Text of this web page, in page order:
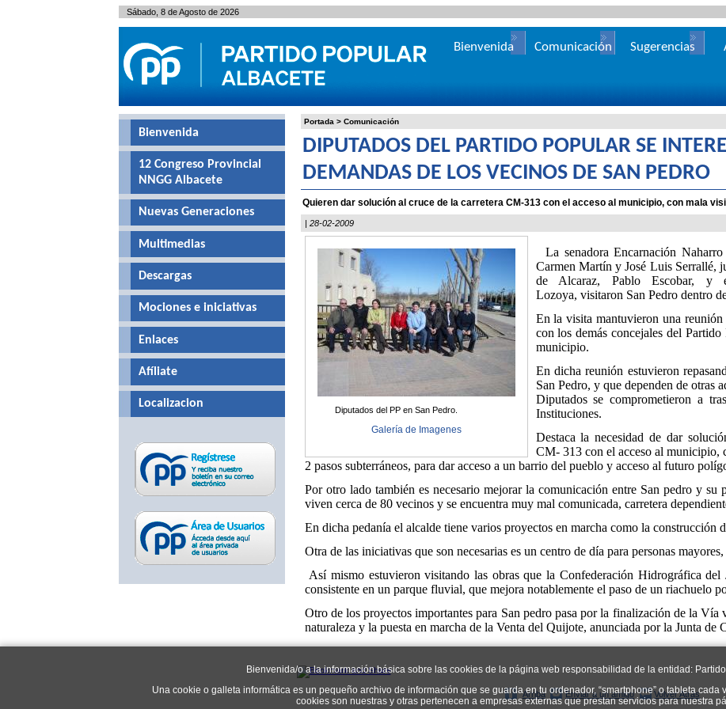
Bienvenida/o a la información básica sobre las cookies de la página web responsabilidad de la entidad:
Una cookie o galleta informática es un pequeño archivo de información que se guarda en tu ordenador, “smartphone” o tableta
cookies son nuestras y otras pertenecen a empresas externas que prestan servicios para nuestra
Portada > Comunicación
DIPUTADOS DEL PARTIDO POPULAR SE
DEMANDAS DE LOS VECINOS DE SAN PEDRO
Quieren dar solución al cruce de la carretera CM-313 con el acceso al municipio, con mala
| 28-02-2009
Diputados del PP en San Pedro.
Galería de Imagenes
La senadora Encarnación
Carmen Martín y José Luis Serrallé,
de Alcaraz, Pablo Escobar, y
Lozoya, visitaron San Pedro dentro
En la visita mantuvieron una
con los demás concejales del
municipio.
En dicha reunión estuvieron
San Pedro, y que dependen de otras
Diputados se comprometieron a
Instituciones.
Destaca la necesidad de dar
CM- 313 con el acceso al municipio,
2 pasos subterráneos, para dar acceso a un barrio del pueblo y acceso al futuro
Por otro lado también es necesario mejorar la comunicación entre San pedro y su
viven cerca de 80 vecinos y se encuentra muy mal comunicada, carretera
En dicha pedanía el alcalde tiene varios proyectos en marcha como la construcción
Otra de las iniciativas que son necesarias es un centro de día para personas
Así mismo estuvieron visitando las obras que la Confederación Hidrográfica del
consistente en un parque fluvial, que mejora notablemente el paso de un riachuelo
Otro de los proyectos importantes para San pedro pasa por la finalización de la Vía
naturaleza y la puesta en marcha de la Venta del Quijote, anunciada por la Junta de
Arriba Enviar a un amigo Volver Atrás
Bienvenida
12 Congreso Provincial
NNGG Albacete
Nuevas Generaciones
Multimedias
Descargas
Mociones e iniciativas
Enlaces
Afíliate
Localizacion
Sábado, 8 de Agosto de 2026
Bienvenida Comunicación Sugerencias